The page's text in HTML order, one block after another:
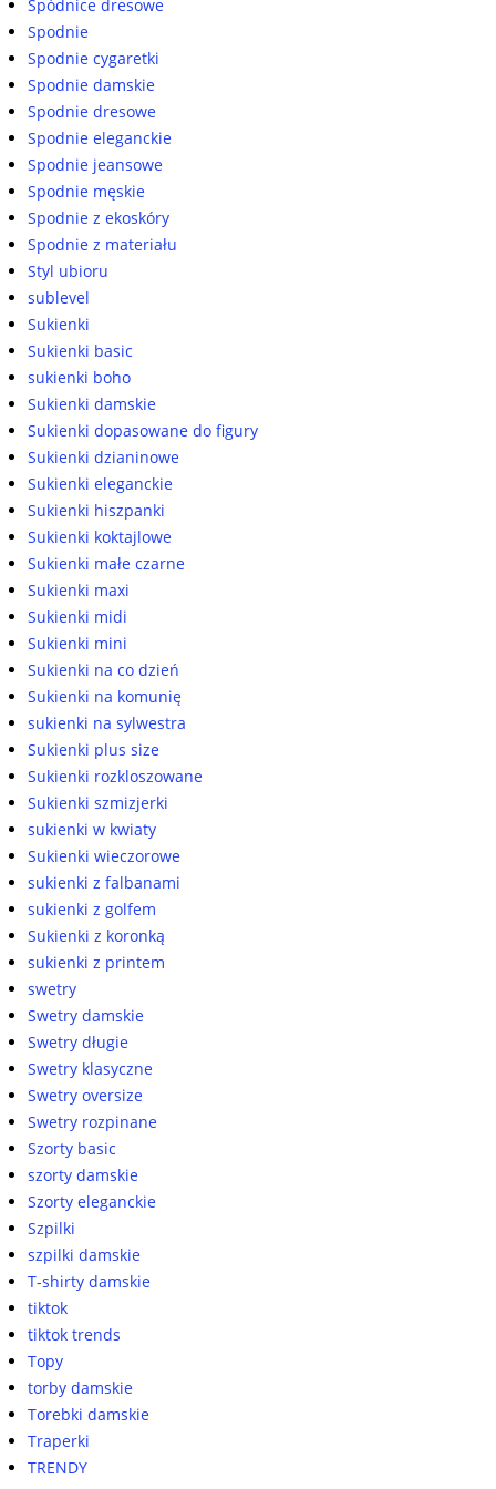
Spódnice dresowe
Spodnie
Spodnie cygaretki
Spodnie damskie
Spodnie dresowe
Spodnie eleganckie
Spodnie jeansowe
Spodnie męskie
Spodnie z ekoskóry
Spodnie z materiału
Styl ubioru
sublevel
Sukienki
Sukienki basic
sukienki boho
Sukienki damskie
Sukienki dopasowane do figury
Sukienki dzianinowe
Sukienki eleganckie
Sukienki hiszpanki
Sukienki koktajlowe
Sukienki małe czarne
Sukienki maxi
Sukienki midi
Sukienki mini
Sukienki na co dzień
Sukienki na komunię
sukienki na sylwestra
Sukienki plus size
Sukienki rozkloszowane
Sukienki szmizjerki
sukienki w kwiaty
Sukienki wieczorowe
sukienki z falbanami
sukienki z golfem
Sukienki z koronką
sukienki z printem
swetry
Swetry damskie
Swetry długie
Swetry klasyczne
Swetry oversize
Swetry rozpinane
Szorty basic
szorty damskie
Szorty eleganckie
Szpilki
szpilki damskie
T-shirty damskie
tiktok
tiktok trends
Topy
torby damskie
Torebki damskie
Traperki
TRENDY